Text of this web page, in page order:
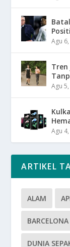
Agu
Tren
Agu
Agu
ARTIKEL
ALAM
BARCELONA
DUNIA